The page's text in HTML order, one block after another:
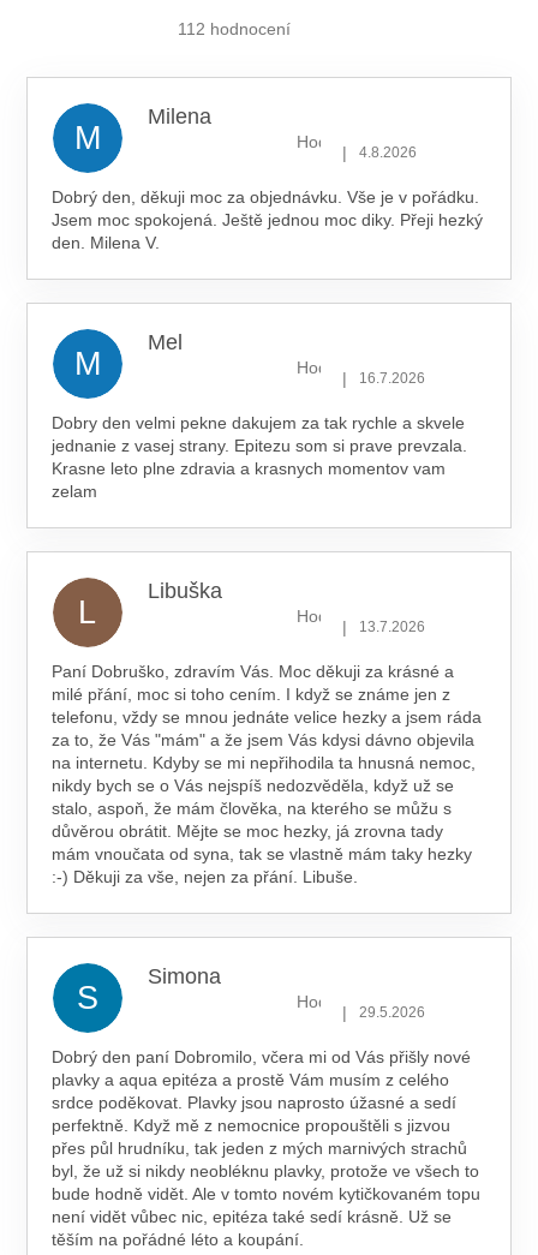
112 hodnocení
M
Milena
Hodnocení obchodu je 5 z 5
| 4.8.2026
Dobrý den, děkuji moc za objednávku. Vše je v pořádku.
Jsem moc spokojená. Ještě jednou moc diky. Přeji hezký
den. Milena V.
M
Mel
Hodnocení obchodu je 5 z 5
| 16.7.2026
Dobry den velmi pekne dakujem za tak rychle a skvele
jednanie z vasej strany. Epitezu som si prave prevzala.
Krasne leto plne zdravia a krasnych momentov vam
zelam
L
Libuška
Hodnocení obchodu je 5 z 5
| 13.7.2026
Paní Dobruško, zdravím Vás. Moc děkuji za krásné a
milé přání, moc si toho cením. I když se známe jen z
telefonu, vždy se mnou jednáte velice hezky a jsem ráda
za to, že Vás "mám" a že jsem Vás kdysi dávno objevila
na internetu. Kdyby se mi nepřihodila ta hnusná nemoc,
nikdy bych se o Vás nejspíš nedozvěděla, když už se
stalo, aspoň, že mám člověka, na kterého se můžu s
důvěrou obrátit. Mějte se moc hezky, já zrovna tady
mám vnoučata od syna, tak se vlastně mám taky hezky
:-) Děkuji za vše, nejen za přání. Libuše.
S
Simona
Hodnocení obchodu je 5 z 5
| 29.5.2026
Dobrý den paní Dobromilo, včera mi od Vás přišly nové
plavky a aqua epitéza a prostě Vám musím z celého
srdce poděkovat. Plavky jsou naprosto úžasné a sedí
perfektně. Když mě z nemocnice propouštěli s jizvou
přes půl hrudníku, tak jeden z mých marnivých strachů
byl, že už si nikdy neobléknu plavky, protože ve všech to
bude hodně vidět. Ale v tomto novém kytičkovaném topu
není vidět vůbec nic, epitéza také sedí krásně. Už se
těším na pořádné léto a koupání.